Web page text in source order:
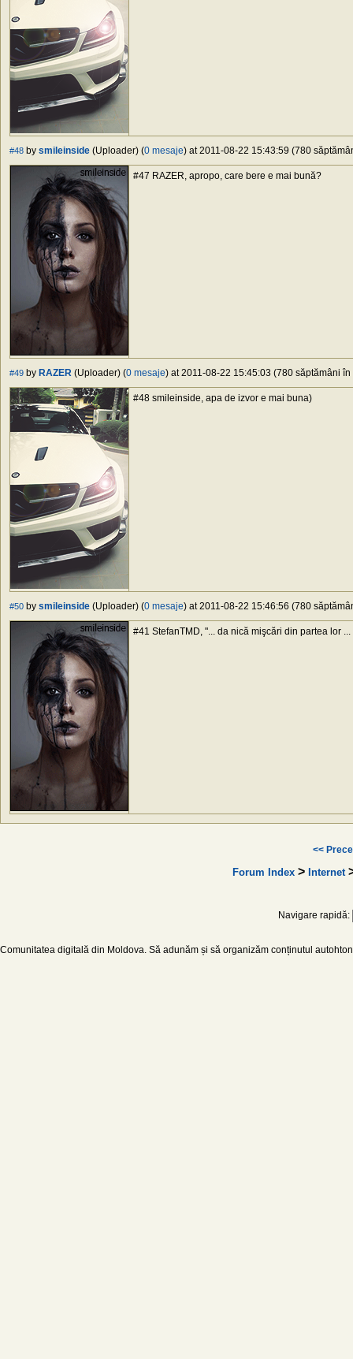
#48 by smileinside (Uploader) (0 mesaje) at 2011-08-22 15:43:59 (780
#47 RAZER, apropo, care bere e mai bună?
#49 by RAZER (Uploader) (0 mesaje) at 2011-08-22 15:45:03 (780 săptămâni în
#48 smileinside, apa de izvor e mai buna)
#50 by smileinside (Uploader) (0 mesaje) at 2011-08-22 15:46:56 (780
#41 StefanTMD, "... da nică mişcări din partea lor
<<
Forum Index> Internet
Navigare rapidă:
Comunitatea digitală din Moldova. Să adunăm și să organizăm conținutul